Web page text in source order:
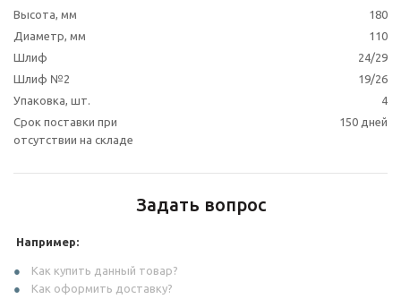
Высота, мм
180
Диаметр, мм
110
Шлиф
24/29
Шлиф №2
19/26
Упаковка, шт.
4
Срок поставки при
отсутствии на складе
150 дней
Задать вопрос
Например:
Как купить данный товар?
Как оформить доставку?